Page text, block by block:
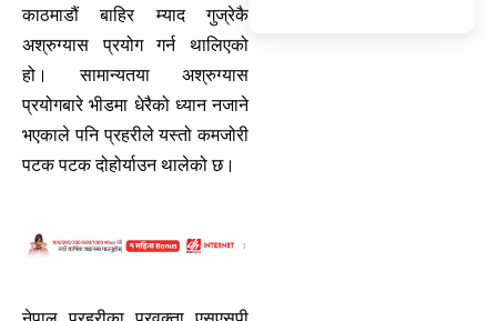
काठमाडौं बाहिर म्याद गुज्रेकै
अश्रुग्यास प्रयोग गर्न थालिएको
हो। सामान्यतया अश्रुग्यास
प्रयोगबारे भीडमा धेरैको ध्यान नजाने
भएकाले पनि प्रहरीले यस्तो कमजोरी
पटक पटक दोहोर्याउन थालेको छ।